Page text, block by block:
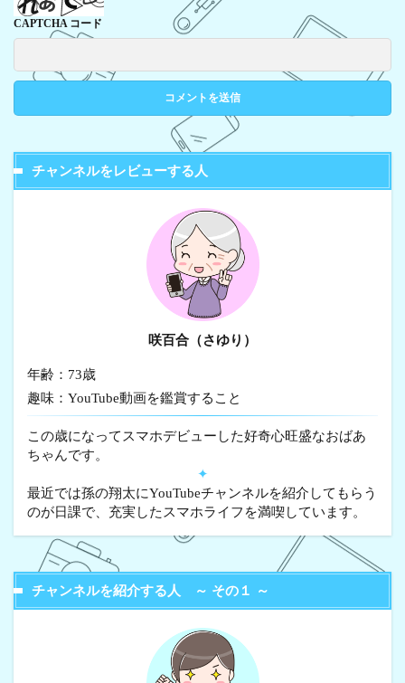
CAPTCHA コード
チャンネルをレビューする人
咲百合（さゆり）
年齢：73歳
趣味：YouTube動画を鑑賞すること
この歳になってスマホデビューした好奇心旺盛なおばあ
ちゃんです。
✦
最近では孫の翔太にYouTubeチャンネルを紹介してもらう
のが日課で、充実したスマホライフを満喫しています。
チャンネルを紹介する人 ～ その１ ～